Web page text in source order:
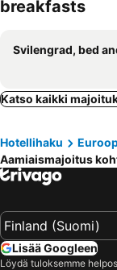
breakfasts
Svilengrad, bed and
Katso kaikki
Hotellihaku
Aamiaismajoitus
Lisää Googleen
Löydä tuloksemme